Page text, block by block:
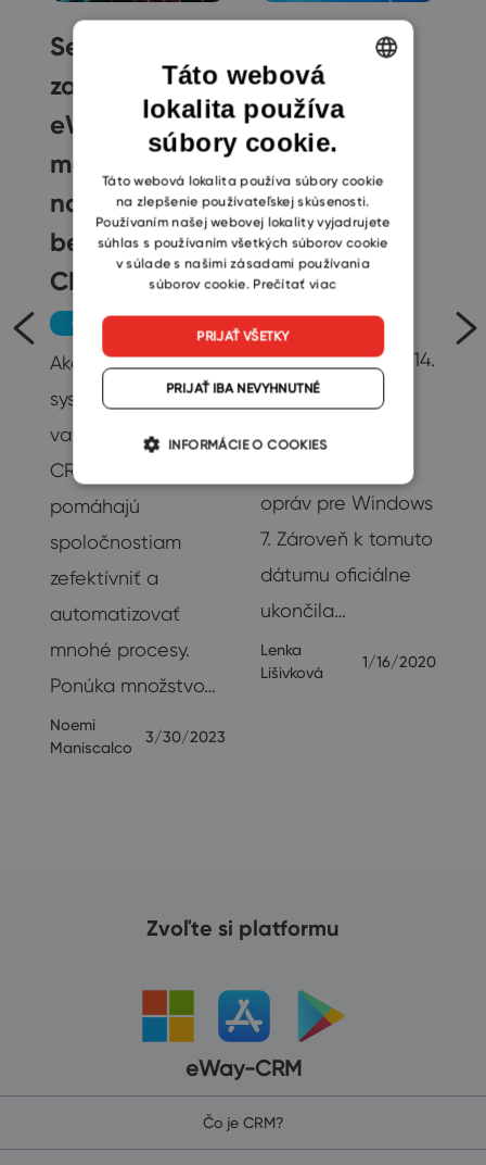
Serchen
zaraďuje
eWay-CRM
medzi 10
najlepších
bezplatných
CRM
Obchod a Marketing
Ako vám môže CRM
systém pomôcť vo
vašom podnikaní?
CRM systémy
pomáhajú
spoločnostiam
zefektívniť a
automatizovať
mnohé procesy.
Ponúka množstvo…
Noemi
Maniscalco
3/30/2023
ukončil
podporu
systému
Windows 7
Ostatné
Spoločnosť
Microsoft vydala 14.
1. 2020 posledný
opráv pre Windows
7. Zároveň k tomuto
dátumu oficiálne
ukončila…
Lenka
Lišivková
1/16/2020
Zvoľte si platformu
eWay-CRM
Čo je CRM?
ENGLISH
SLOVAK
Táto webová
lokalita používa
súbory cookie.
Táto webová lokalita používa súbory cookie
na zlepšenie používateľskej skúsenosti.
Používaním našej webovej lokality vyjadrujete
súhlas s používaním všetkých súborov cookie
v súlade s našimi zásadami používania
súborov cookie. Prečítať viac
PRIJAŤ VŠETKY
PRIJAŤ IBA NEVYHNUTNÉ
INFORMÁCIE O COOKIES